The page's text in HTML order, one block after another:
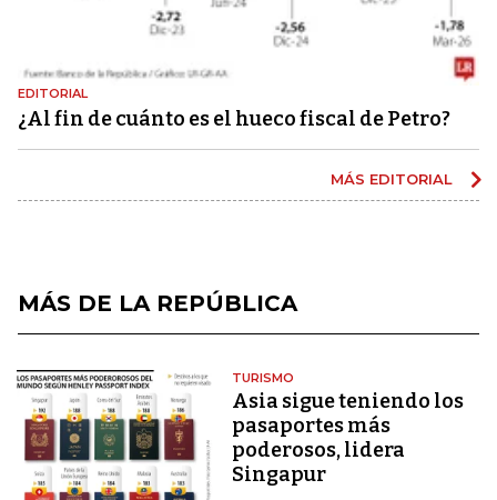
EDITORIAL
¿Al fin de cuánto es el hueco fiscal de Petro?
MÁS EDITORIAL
MÁS DE LA REPÚBLICA
TURISMO
Asia sigue teniendo los
pasaportes más
poderosos, lidera
Singapur